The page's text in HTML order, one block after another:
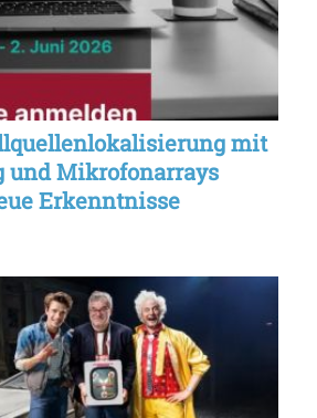
mit
und Mikrofonarrays
Erkenntnisse